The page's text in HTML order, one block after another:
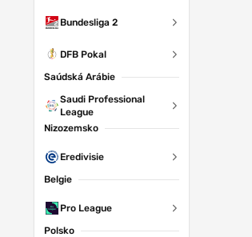
Bundesliga 2
DFB Pokal
Saúdská Arábie
Saudi Professional
League
Nizozemsko
Eredivisie
Belgie
Pro League
Polsko